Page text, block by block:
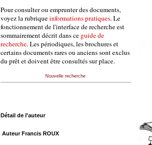
Pour consulter ou emprunter des documents,
voyez la rubriqueinformations pratiques. Le
fonctionnement de l'interface de recherche est
sommairement décrit dans ce guide de
recherche. Les périodiques, les brochures et
certains documents rares ou anciens sont exclus
du prêt et doivent être consultés sur place.
Nouvelle recherche
Détail de l'auteur
Auteur Francis ROUX